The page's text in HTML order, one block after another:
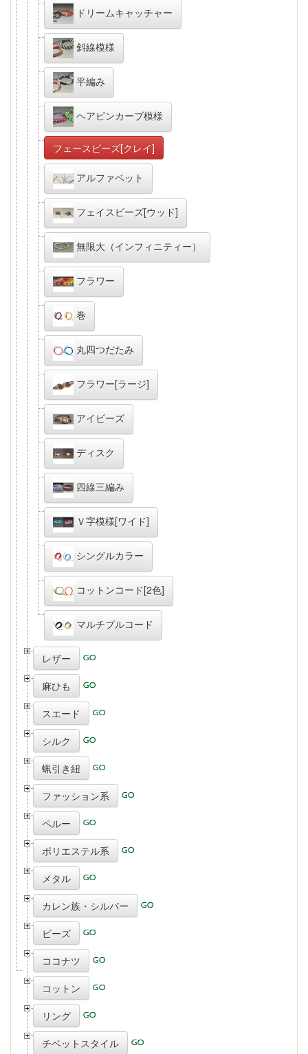
ドリームキャッチャー
斜線模様
平編み
ヘアピンカーブ模様
フェースビーズ[クレイ]
アルファベット
フェイスビーズ[ウッド]
無限大（インフィニティー）
フラワー
巻
丸四つだたみ
フラワー[ラージ]
アイビーズ
ディスク
四線三編み
Ｖ字模様[ワイド]
シングルカラー
コットンコード[2色]
マルチプルコード
レザー
麻ひも
スエード
シルク
蝋引き紐
ファッション系
ペルー
ポリエステル系
メタル
カレン族・シルバー
ビーズ
ココナツ
コットン
リング
チベットスタイル